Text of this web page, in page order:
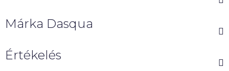
Márka Dasqua
Értékelés